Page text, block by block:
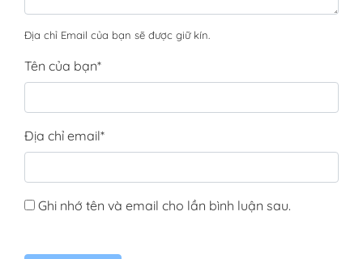
Địa chỉ Email của bạn sẽ được giữ kín.
Tên của bạn*
Địa chỉ email*
Ghi nhớ tên và email cho lần bình luận sau.